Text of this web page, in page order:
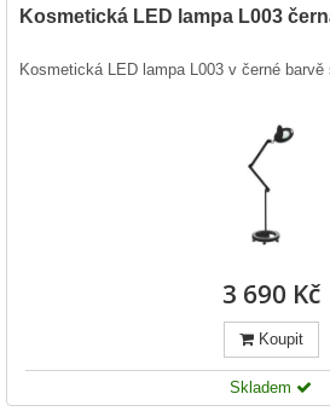
Kosmetická LED lampa L003
Kosmetická LED lampa L003 v černé barvě
3 690 Kč
Koupit
Skladem